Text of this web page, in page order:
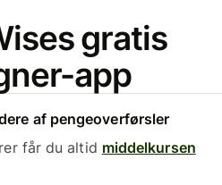
gratis
app
af pengeoverførsler
får du altid middelkursen